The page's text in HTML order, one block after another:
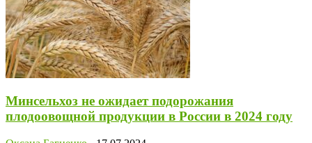
Минсельхоз не ожидает подорожания
плодоовощной продукции в России в 2024 году